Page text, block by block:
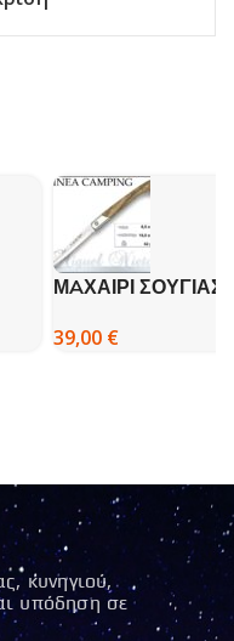
ΜAΧΑΙΡΙ ΣΟΥΓΙΑΣ
39,00 €
κυνηγιού,
υπόδηση σε